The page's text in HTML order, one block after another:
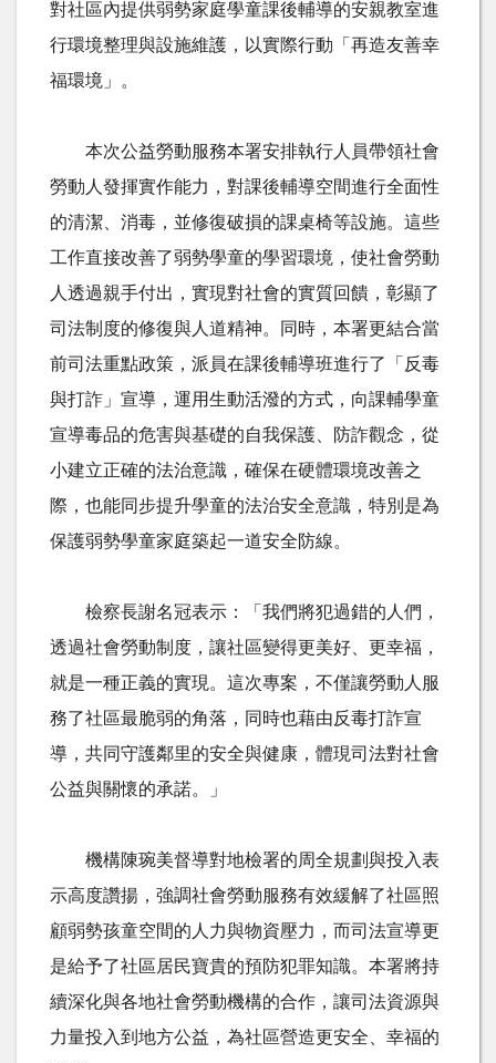
對社區內提供弱勢家庭學童課後輔導的安親教室進
行環境整理與設施維護，以實際行動「再造友善幸
福環境」。
本次公益勞動服務本署安排執行人員帶領社會
勞動人發揮實作能力，對課後輔導空間進行全面性
的清潔、消毒，並修復破損的課桌椅等設施。這些
工作直接改善了弱勢學童的學習環境，使社會勞動
人透過親手付出，實現對社會的實質回饋，彰顯了
司法制度的修復與人道精神。同時，本署更結合當
前司法重點政策，派員在課後輔導班進行了「反毒
與打詐」宣導，運用生動活潑的方式，向課輔學童
宣導毒品的危害與基礎的自我保護、防詐觀念，從
小建立正確的法治意識，確保在硬體環境改善之
際，也能同步提升學童的法治安全意識，特別是為
保護弱勢學童家庭築起一道安全防線。
檢察長謝名冠表示：「我們將犯過錯的人們，
透過社會勞動制度，讓社區變得更美好、更幸福，
就是一種正義的實現。這次專案，不僅讓勞動人服
務了社區最脆弱的角落，同時也藉由反毒打詐宣
導，共同守護鄰里的安全與健康，體現司法對社會
公益與關懷的承諾。」
機構陳琬美督導對地檢署的周全規劃與投入表
示高度讚揚，強調社會勞動服務有效緩解了社區照
顧弱勢孩童空間的人力與物資壓力，而司法宣導更
是給予了社區居民寶貴的預防犯罪知識。本署將持
續深化與各地社會勞動機構的合作，讓司法資源與
力量投入到地方公益，為社區營造更安全、幸福的